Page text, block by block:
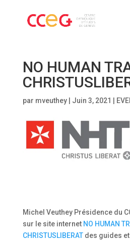
NO HUMAN
par mveuthey| Juin 3, 2021
Michel Veuthey Présidence du
sur le site internet NO HUMAN
CHRISTUSLIBERATdes guides